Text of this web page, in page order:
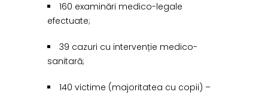
160 examinări medico-legale
efectuate;
39 cazuri cu intervenție medico-
sanitară;
140 victime (majoritatea cu copii) –